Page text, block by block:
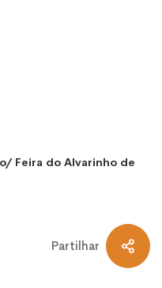
Feira do Alvarinho de
Partilhar